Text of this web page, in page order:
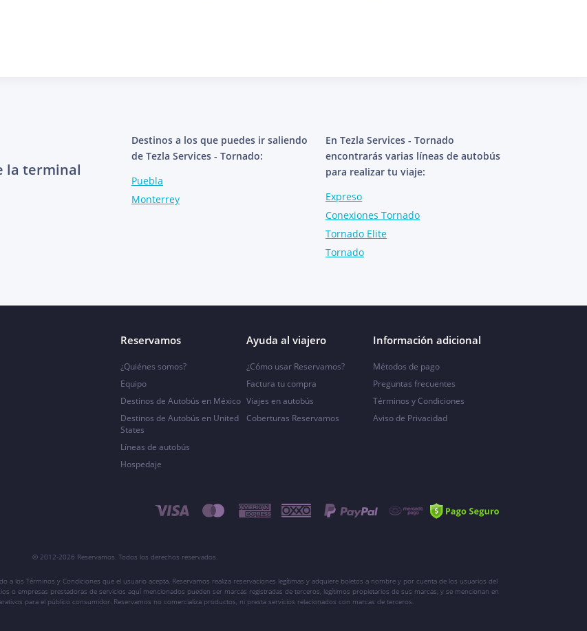
la terminal
Destinos a los que puedes ir saliendo
de Tezla Services - Tornado:
Puebla
Monterrey
En Tezla Services - Tornado
encontrarás varias líneas de autobús
para realizar tu viaje:
Expreso
Conexiones Tornado
Tornado Elite
Tornado
Reservamos
¿Quiénes somos?
Equipo
Destinos de Autobús en México
Destinos de Autobús en United
States
Líneas de autobús
Hospedaje
Ayuda al viajero
¿Cómo usar Reservamos?
Factura tu compra
Viajes en autobús
Coberturas Reservamos
Información adicional
Métodos de pago
Preguntas frecuentes
Términos y Condiciones
Aviso de Privacidad
© 2012-2026 Reservamos. Todos los derechos reservados.
a los Términos y Condiciones que el usuario acepta. Reservamos realiza reservaciones legítimas y adquiere boletos a nombre y por cuenta de los usuarios del
o empresas prestadoras de servicios aquí mencionados pueden ser marcas registradas de terceros, legítimos propietarios de sus marcas, y se mencionan en
para el público consumidor. Reservamos no comercializa productos, ni presta servicios relacionados con marcas de terceros.